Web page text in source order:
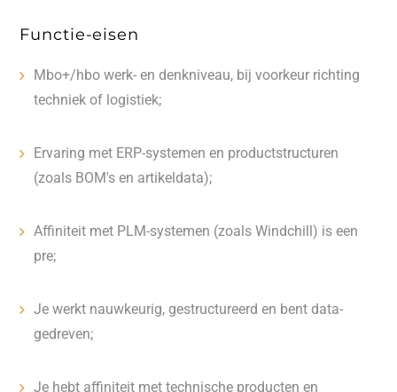
Functie-eisen
Mbo+/hbo werk- en denkniveau, bij voorkeur richting
techniek of logistiek;
Ervaring met ERP-systemen en productstructuren
(zoals BOM's en artikeldata);
Affiniteit met PLM-systemen (zoals Windchill) is een
pre;
Je werkt nauwkeurig, gestructureerd en bent data-
gedreven;
Je hebt affiniteit met technische producten en